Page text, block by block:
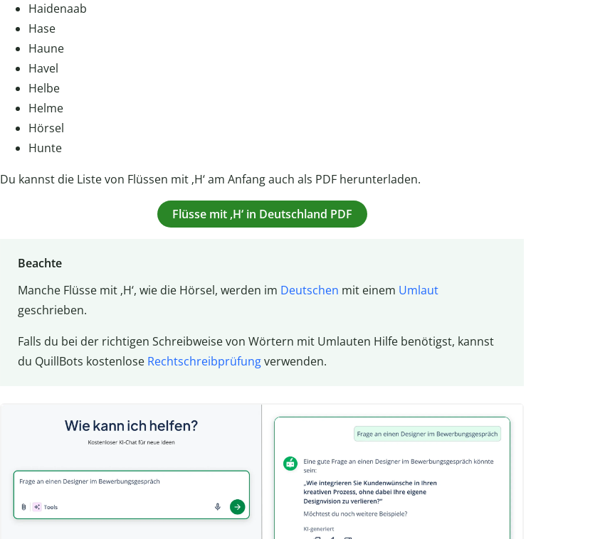
Haidenaab
Hase
Haune
Havel
Helbe
Helme
Hörsel
Hunte
Du kannst die Liste von Flüssen mit ‚H‘ am Anfang auch als PDF herunterladen.
Flüsse mit ‚H‘ in Deutschland PDF
Beachte
Manche Flüsse mit ‚H‘, wie die Hörsel, werden im Deutschen mit einem Umlaut
geschrieben.
Falls du bei der richtigen Schreibweise von Wörtern mit Umlauten Hilfe benötigst, kannst
du QuillBots kostenlose Rechtschreibprüfungverwenden.